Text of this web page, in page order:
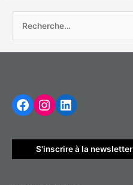
r
h
e
Facebook
Instagram
LinkedIn
S'inscrire à la newsletter